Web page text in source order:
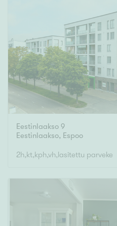
Hinta
000
Pinta-ala
Asuinpinta-ala
m²
Eestinlaakso 9
Eestinlaakso, Espoo
2h,kt,kph,vh,lasitettu parveke